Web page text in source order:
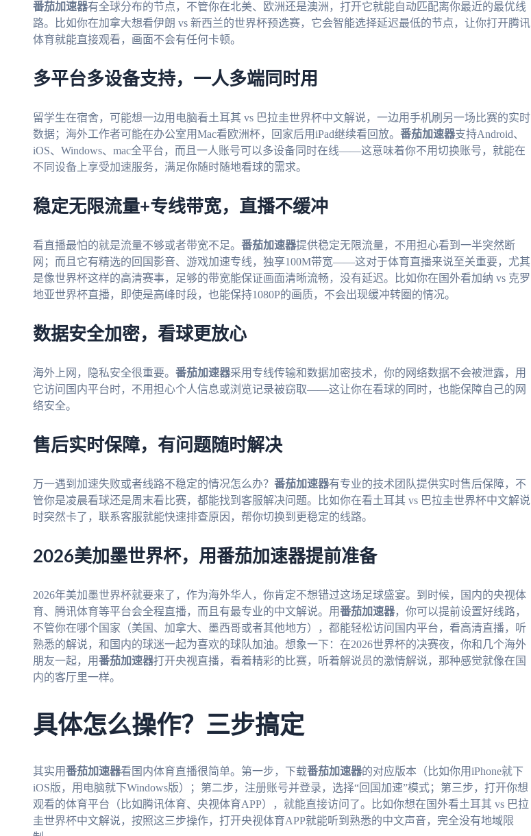
番茄加速器有全球分布的节点，不管你在北美、欧洲还是澳洲，打开它就能自动匹配离你最近的最优线
路。比如你在加拿大想看伊朗 vs 新西兰的世界杯预选赛，它会智能选择延迟最低的节点，让你打开腾讯
体育就能直接观看，画面不会有任何卡顿。
多平台多设备支持，一人多端同时用
留学生在宿舍，可能想一边用电脑看土耳其 vs 巴拉圭世界杯中文解说，一边用手机刷另一场比赛的实时
数据；海外工作者可能在办公室用Mac看欧洲杯，回家后用iPad继续看回放。 番茄加速器支持Android、
iOS、Windows、mac全平台，而且一人账号可以多设备同时在线——这意味着你不用切换账号，就能在
不同设备上享受加速服务，满足你随时随地看球的需求。
稳定无限流量+专线带宽，直播不缓冲
看直播最怕的就是流量不够或者带宽不足。 番茄加速器提供稳定无限流量，不用担心看到一半突然断
网；而且它有精选的回国影音、游戏加速专线，独享100M带宽——这对于体育直播来说至关重要，尤其
是像世界杯这样的高清赛事，足够的带宽能保证画面清晰流畅，没有延迟。比如你在国外看加纳 vs 克罗
地亚世界杯直播，即使是高峰时段，也能保持1080P的画质，不会出现缓冲转圈的情况。
数据安全加密，看球更放心
海外上网，隐私安全很重要。 番茄加速器采用专线传输和数据加密技术，你的网络数据不会被泄露，用
它访问国内平台时，不用担心个人信息或浏览记录被窃取——这让你在看球的同时，也能保障自己的网
络安全。
售后实时保障，有问题随时解决
万一遇到加速失败或者线路不稳定的情况怎么办？ 番茄加速器有专业的技术团队提供实时售后保障，不
管你是凌晨看球还是周末看比赛，都能找到客服解决问题。比如你在看土耳其 vs 巴拉圭世界杯中文解说
时突然卡了，联系客服就能快速排查原因，帮你切换到更稳定的线路。
2026美加墨世界杯，用番茄加速器提前准备
2026年美加墨世界杯就要来了，作为海外华人，你肯定不想错过这场足球盛宴。到时候，国内的央视体
育、腾讯体育等平台会全程直播，而且有最专业的中文解说。用番茄加速器，你可以提前设置好线路，
不管你在哪个国家（美国、加拿大、墨西哥或者其他地方），都能轻松访问国内平台，看高清直播，听
熟悉的解说，和国内的球迷一起为喜欢的球队加油。想象一下：在2026世界杯的决赛夜，你和几个海外
朋友一起，用番茄加速器打开央视直播，看着精彩的比赛，听着解说员的激情解说，那种感觉就像在国
内的客厅里一样。
具体怎么操作？三步搞定
其实用番茄加速器看国内体育直播很简单。第一步，下载番茄加速器的对应版本（比如你用iPhone就下
iOS版，用电脑就下Windows版）；第二步，注册账号并登录，选择“回国加速”模式；第三步，打开你想
观看的体育平台（比如腾讯体育、央视体育APP），就能直接访问了。比如你想在国外看土耳其 vs 巴拉
圭世界杯中文解说，按照这三步操作，打开央视体育APP就能听到熟悉的中文声音，完全没有地域限